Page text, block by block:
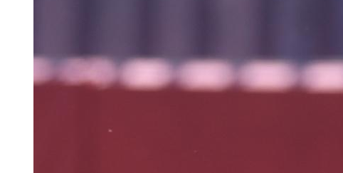
AKRON
TOUR